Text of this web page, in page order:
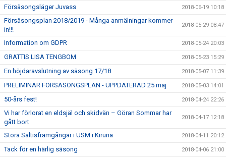
Försäsongsläger Juvass 2018-06-19 10:18
Försäsongsplan 2018/2019 - Många anmälningar kommer
in!!!
2018-05-29 08:47
Information om GDPR 2018-05-24 20:03
GRATTIS LISA TENGBOM 2018-05-23 15:29
En höjdaravslutning av säsong 17/18 2018-05-07 11:39
PRELIMINÄR FÖRSÄSONGSPLAN - UPPDATERAD 25 maj 2018-05-03 14:01
50-års fest! 2018-04-24 22:26
Vi har förlorat en eldsjäl och skidvän – Göran Sommar har
gått bort
2018-04-17 12:18
Stora Saltisframgångar i USM i Kiruna 2018-04-11 20:12
Tack för en härlig säsong 2018-04-06 21:00